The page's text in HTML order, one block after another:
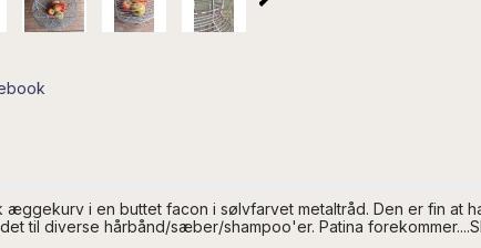
æggekurv i en buttet facon i sølvfarvet metaltråd. Den er fin at
til diverse hårbånd/sæber/shampoo'er. Patina forekommer....SE